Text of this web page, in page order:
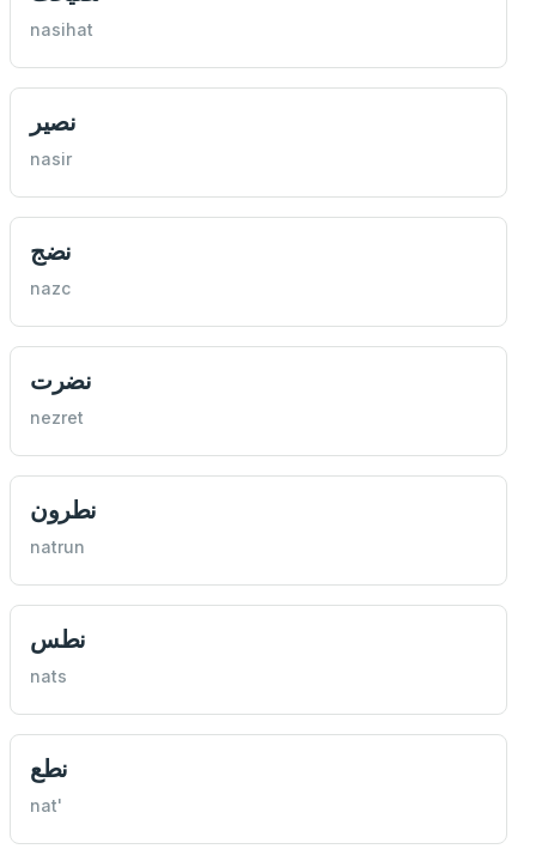
nasihat
نصير
nasir
نضج
nazc
نضرت
nezret
نطرون
natrun
نطس
nats
نطع
nat'